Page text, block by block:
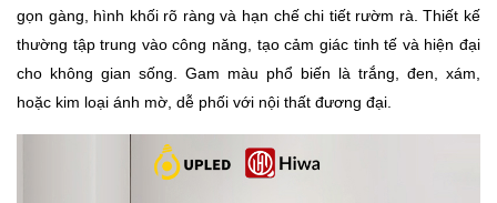
gọn gàng, hình khối rõ ràng và hạn chế chi tiết rườm rà. Thiết kế
thường tập trung vào công năng, tạo cảm giác tinh tế và hiện đại
cho không gian sống. Gam màu phổ biến là trắng, đen, xám,
hoặc kim loại ánh mờ, dễ phối với nội thất đương đại.